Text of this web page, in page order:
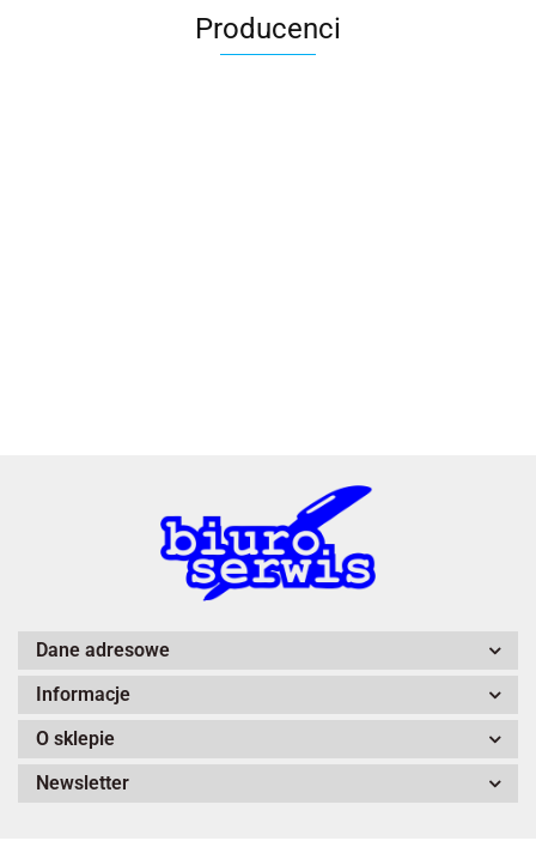
Producenci
A4 Tech
Dane adresowe
Informacje
O sklepie
Newsletter